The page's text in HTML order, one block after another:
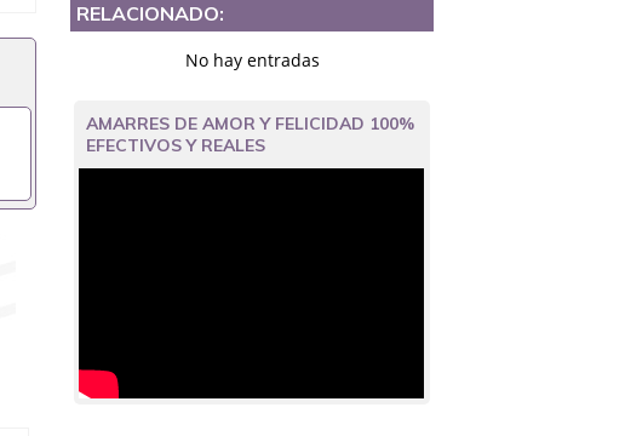
RELACIONADO:
No hay entradas
AMARRES DE AMOR Y FELICIDAD 100%
EFECTIVOS Y REALES